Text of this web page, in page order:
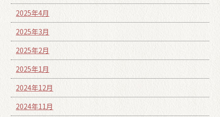
2025年4月
2025年3月
2025年2月
2025年1月
2024年12月
2024年11月